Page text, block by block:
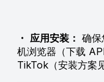
・ 应用安装： 确保
机浏览器（下载
TikTok（安装方案